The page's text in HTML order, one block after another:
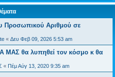
Προσωπικού Αριθμού σε
« Δευ Φεβ 09, 2026 5:53 am
ΜΑΣ θα λυπηθεί τον κόσμο κ θα
« Πέμ Αύγ 13, 2020 9:35 am